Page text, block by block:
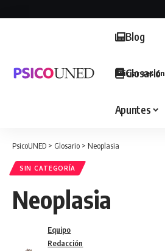
Blog
Glosario
Apuntes
Iniciar sesión
PsicoUNED > Glosario > Neoplasia
SIN CATEGORÍA
Neoplasia
Equipo
Redacción